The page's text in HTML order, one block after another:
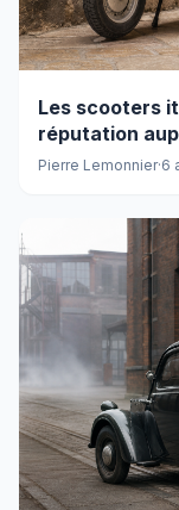
Les scooters
réputation
Pierre Lemonnier·6